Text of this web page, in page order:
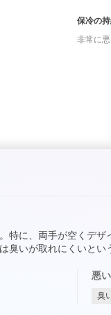
保冷の
非常に
に、両手が空くデ
いが取れにくいとい
悪
臭